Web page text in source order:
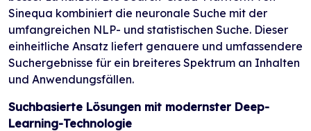
Sinequa kombiniert die neuronale Suche mit der
umfangreichen NLP- und statistischen Suche. Dieser
einheitliche Ansatz liefert genauere und umfassendere
Suchergebnisse für ein breiteres Spektrum an Inhalten
und Anwendungsfällen.
Suchbasierte Lösungen mit modernster Deep-
Learning-Technologie